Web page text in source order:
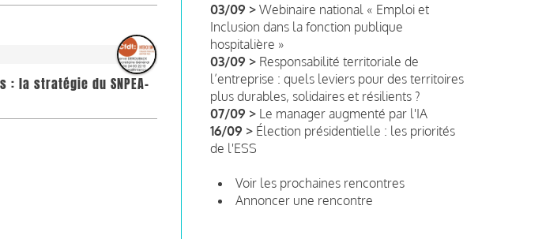
la stratégie du SNPEA-
03/09 > Webinaire national « Emploi et
Inclusion dans la fonction publique
hospitalière »
03/09 > Responsabilité territoriale de
l’entreprise : quels leviers pour des territoires
plus durables, solidaires et résilients ?
07/09 > Le manager augmenté par l'IA
16/09 > Élection présidentielle : les priorités
de l'ESS
Voir les prochaines rencontres
Annoncer une rencontre